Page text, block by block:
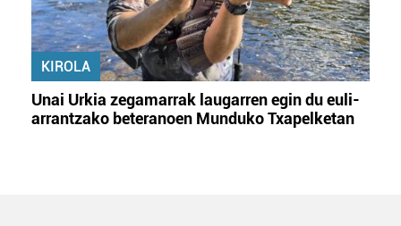
KIROLA
Unai Urkia zegamarrak laugarren egin du euli-
arrantzako beteranoen Munduko Txapelketan